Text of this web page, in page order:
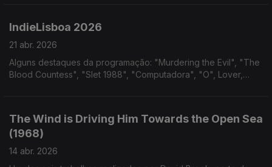
IndieLisboa 2026
21 abr. 2026
Alguns destaques da programação: "Murdering the Evil", "The
Blood Countess", "Slet 1988", "Computadora", "O", Lover,
The Wind is Driving Him Towards the Open Sea
(1968)
14 abr. 2026